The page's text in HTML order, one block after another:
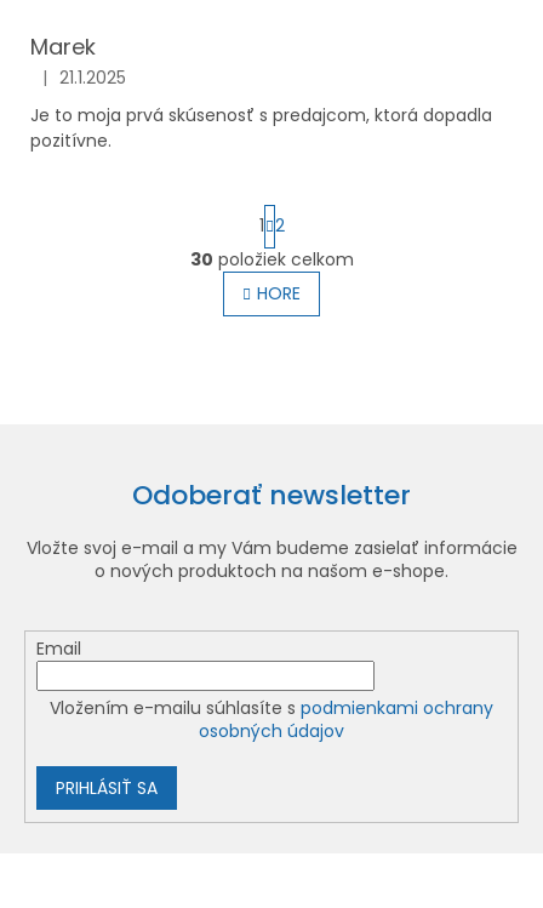
Marek
Hodnotenie obchodu je 5 z 5 hviezdičiek.
| 21.1.2025
Je to moja prvá skúsenosť s predajcom, ktorá dopadla
pozitívne.
O
v
e
p
r
k
y
v
ý
p
u
S
t
r
á
n
k
1 2
30 položiek celkom
HORE
Odoberať newsletter
Vložte svoj e-mail a my Vám budeme zasielať informácie
o nových produktoch na našom e-shope.
Email
Vložením e-mailu súhlasíte s podmienkami ochrany
osobných údajov
PRIHLÁSIŤ SA